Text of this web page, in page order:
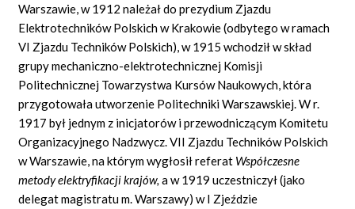
Warszawie, w 1912 należał do prezydium Zjazdu
Elektrotechników Polskich w Krakowie (odbytego w ramach
VI Zjazdu Techników Polskich), w 1915 wchodził w skład
grupy mechaniczno-elektrotechnicznej Komisji
Politechnicznej Towarzystwa Kursów Naukowych, która
przygotowała utworzenie Politechniki Warszawskiej. W r.
1917 był jednym z inicjatorów i przewodniczącym Komitetu
Organizacyjnego Nadzwycz. VII Zjazdu Techników Polskich
w Warszawie, na którym wygłosił referat Współczesne
metody elektryfikacji krajów,a w 1919 uczestniczył (jako
delegat magistratu m. Warszawy) w I Zjeździe